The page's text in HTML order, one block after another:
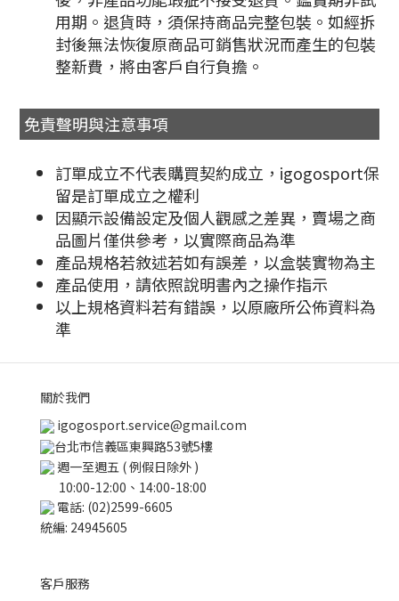
用期。退貨時，須保持商品完整包裝。如經拆
封後無法恢復原商品可銷售狀況而產生的包裝
整新費，將由客戶自行負擔。
免責聲明與注意事項
訂單成立不代表購買契約成立，igogosport保
留是訂單成立之權利
因顯示設備設定及個人觀感之差異，賣場之商
品圖片僅供參考，以實際商品為準
產品規格若敘述若如有誤差，以盒裝實物為主
產品使用，請依照說明書內之操作指示
以上規格資料若有錯誤，以原廠所公佈資料為
準
關於我們
igogosport.service@gmail.com
台北市信義區東興路53號5樓
週一至週五 ( 例假日除外 )
10:00-12:00、14:00-18:00
電話: (02)2599-6605
統編: 24945605
客戶服務